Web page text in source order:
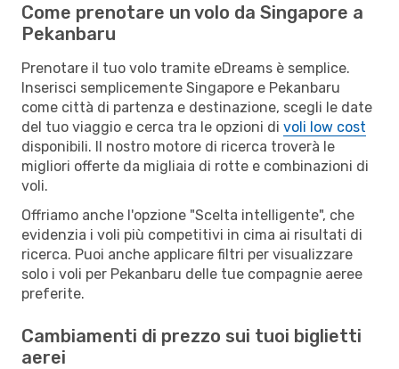
Come prenotare un volo da Singapore a
Pekanbaru
Prenotare il tuo volo tramite eDreams è semplice.
Inserisci semplicemente Singapore e Pekanbaru
come città di partenza e destinazione, scegli le date
del tuo viaggio e cerca tra le opzioni di voli low cost
disponibili. Il nostro motore di ricerca troverà le
migliori offerte da migliaia di rotte e combinazioni di
voli.
Offriamo anche l'opzione "Scelta intelligente", che
evidenzia i voli più competitivi in cima ai risultati di
ricerca. Puoi anche applicare filtri per visualizzare
solo i voli per Pekanbaru delle tue compagnie aeree
preferite.
Cambiamenti di prezzo sui tuoi biglietti
aerei